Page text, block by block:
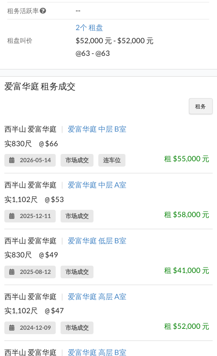
租务活跃率 --
租盘叫价
2个 租盘
$52,000 元 - $52,000 元
@63 - @63
爱富华庭 租务成交
租务
西半山 爱富华庭
爱富华庭 中层 B室
实830尺
@ $66
2026-05-14 市场成交 连车位 租 $55,000 元
西半山 爱富华庭 |
爱富华庭 中层 A室
实1,102尺
@ $53
2025-12-11 市场成交 租 $58,000 元
西半山 爱富华庭 |
爱富华庭 低层 B室
实830尺
@ $49
2025-08-12 市场成交 租 $41,000 元
西半山 爱富华庭 |
爱富华庭 高层 A室
实1,102尺
@ $47
2024-12-09 市场成交 租 $52,000 元
西半山 爱富华庭 | 爱富华庭 高层 B室